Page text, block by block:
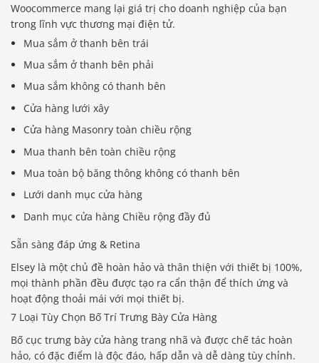
Woocommerce mang lại giá trị cho doanh nghiệp của bạn
trong lĩnh vực thương mại điện tử.
Mua sắm ở thanh bên trái
Mua sắm ở thanh bên phải
Mua sắm không có thanh bên
Cửa hàng lưới xây
Cửa hàng Masonry toàn chiều rộng
Mua thanh bên toàn chiều rộng
Mua toàn bộ băng thông không có thanh bên
Lưới danh mục cửa hàng
Danh mục cửa hàng Chiều rộng đầy đủ
Sẵn sàng đáp ứng & Retina
Elsey là một chủ đề hoàn hảo và thân thiện với thiết bị 100%,
mọi thành phần đều được tạo ra cẩn thận để thích ứng và
hoạt động thoải mái với mọi thiết bị.
7 Loại Tùy Chọn Bố Trí Trưng Bày Cửa Hàng
Bố cục trưng bày cửa hàng trang nhã và được chế tác hoàn
hảo, có đặc điểm là độc đáo, hấp dẫn và dễ dàng tùy chỉnh.